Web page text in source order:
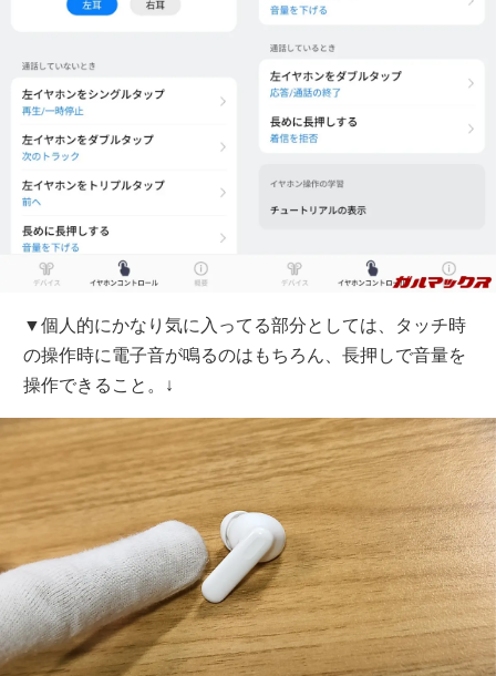
▼個人的にかなり気に入ってる部分としては、タッチ時
の操作時に電子音が鳴るのはもちろん、長押しで音量を
操作できること。↓